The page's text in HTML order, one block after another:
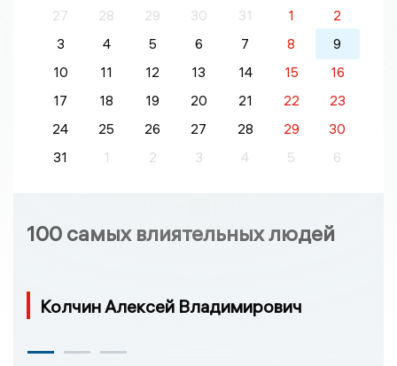
27
28 29 30 31 1
2
3
4 5 6 7 8
9
10
11 12 13 14 15
16
17
18 19 20 21 22
23
24
25 26 27 28 29
30
31
1 2 3 4 5 6
100 самых влиятельных людей
Колчин Алексей Владимирович